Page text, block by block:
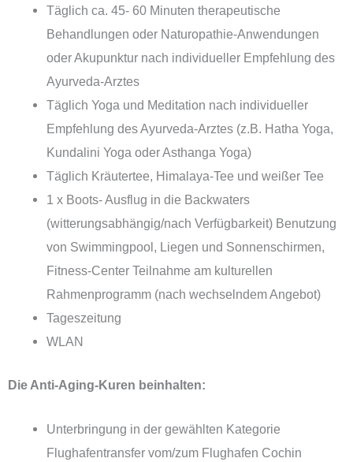
Täglich ca. 45- 60 Minuten therapeutische
Behandlungen oder Naturopathie-Anwendungen
oder Akupunktur nach individueller Empfehlung des
Ayurveda-Arztes
Täglich Yoga und Meditation nach individueller
Empfehlung des Ayurveda-Arztes (z.B. Hatha Yoga,
Kundalini Yoga oder Asthanga Yoga)
Täglich Kräutertee, Himalaya-Tee und weißer Tee
1 x Boots- Ausflug in die Backwaters
(witterungsabhängig/nach Verfügbarkeit) Benutzung
von Swimmingpool, Liegen und Sonnenschirmen,
Fitness-Center Teilnahme am kulturellen
Rahmenprogramm (nach wechselndem Angebot)
Tageszeitung
WLAN
Die Anti-Aging-Kuren beinhalten:
Unterbringung in der gewählten Kategorie
Flughafentransfer vom/zum Flughafen Cochin